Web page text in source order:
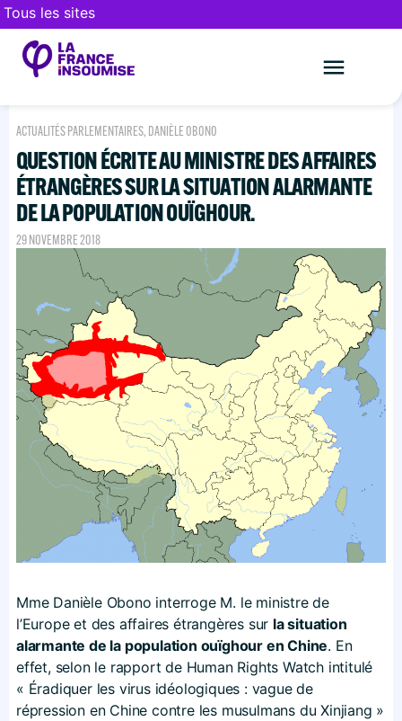
Tous les sites
ACTUALITÉS PARLEMENTAIRES, DANIÈLE OBONO
QUESTION ÉCRITE AU MINISTRE DES AFFAIRES
ÉTRANGÈRES SUR LA SITUATION ALARMANTE
DE LA POPULATION OUÏGHOUR.
29 NOVEMBRE 2018
Mme Danièle Obono interroge M. le ministre de
l’Europe et des affaires étrangères sur la situation
alarmante de la population ouïghour en Chine. En
effet, selon le rapport de Human Rights Watch intitulé
« Éradiquer les virus idéologiques : vague de
répression en Chine contre les musulmans du Xinjiang »